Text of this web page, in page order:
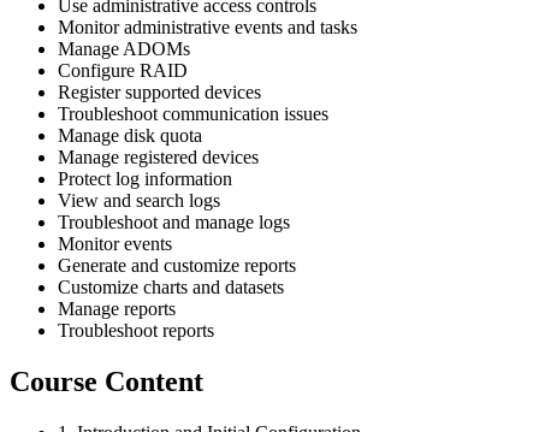
Use administrative access controls
Monitor administrative events and tasks
Manage ADOMs
Configure RAID
Register supported devices
Troubleshoot communication issues
Manage disk quota
Manage registered devices
Protect log information
View and search logs
Troubleshoot and manage logs
Monitor events
Generate and customize reports
Customize charts and datasets
Manage reports
Troubleshoot reports
Course Content